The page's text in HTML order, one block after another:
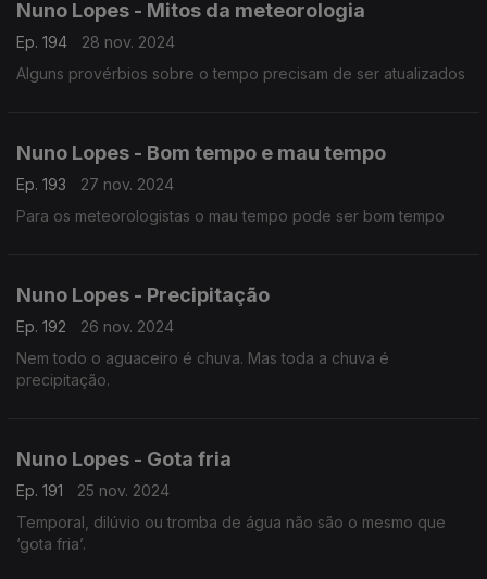
Nuno Lopes - Mitos da meteorologia
Ep. 194
28 nov. 2024
Alguns provérbios sobre o tempo precisam de ser atualizados
Nuno Lopes - Bom tempo e mau tempo
Ep. 193
27 nov. 2024
Para os meteorologistas o mau tempo pode ser bom tempo
Nuno Lopes - Precipitação
Ep. 192
26 nov. 2024
Nem todo o aguaceiro é chuva. Mas toda a chuva é
precipitação.
Nuno Lopes - Gota fria
Ep. 191
25 nov. 2024
Temporal, dilúvio ou tromba de água não são o mesmo que
‘gota fria’.